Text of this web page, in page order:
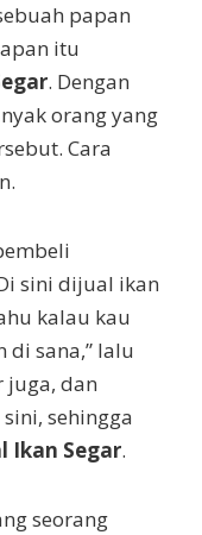
papan
itu
. Dengan
orang yang
Cara
sini dijual ikan
kalau kau
sana,” lalu
juga, dan
sehingga
Ikan Segar.
seorang